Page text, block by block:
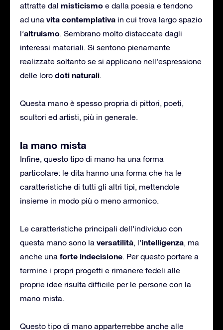
attratte dal misticismo e dalla poesia e tendono
ad una vita contemplativa in cui trova largo spazio
l’altruismo. Sembrano molto distaccate dagli
interessi materiali. Si sentono pienamente
realizzate soltanto se si applicano nell’espressione
delle loro doti naturali.
Questa mano è spesso propria di pittori, poeti,
scultori ed artisti, più in generale.
la mano mista
Infine, questo tipo di mano ha una forma
particolare: le dita hanno una forma che ha le
caratteristiche di tutti gli altri tipi, mettendole
insieme in modo più o meno armonico.
Le caratteristiche principali dell’individuo con
questa mano sono la versatilità, l’intelligenza, ma
anche una forte indecisione. Per questo portare a
termine i propri progetti e rimanere fedeli alle
proprie idee risulta difficile per le persone con la
mano mista.
Questo tipo di mano apparterrebbe anche alle